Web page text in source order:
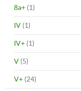
8a+ (1)
IV (1)
IV+ (1)
V (5)
V+ (24)